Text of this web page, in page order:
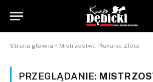
Strona główna » Mistrzostwa Płukania Złota
PRZEGLĄDANIE: